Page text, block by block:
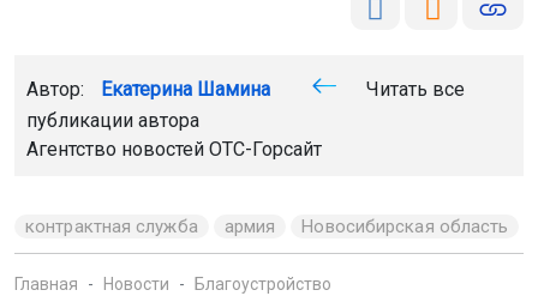
Автор: Екатерина Шамина
Читать все
публикации автора
Агентство новостей ОТС-Горсайт
контрактная служба армия Новосибирская область
Главная Новости Благоустройство